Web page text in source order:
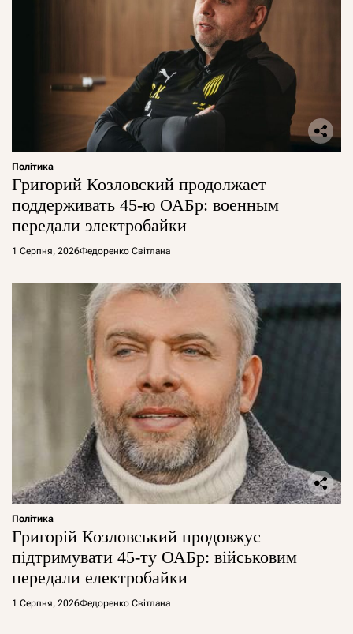
Політика
Григорий Козловский продолжает
поддерживать 45-ю ОАБр: военным
передали электробайки
1 Серпня, 2026Федоренко Світлана
Політика
Григорій Козловський продовжує
підтримувати 45-ту ОАБр: військовим
передали електробайки
1 Серпня, 2026Федоренко Світлана